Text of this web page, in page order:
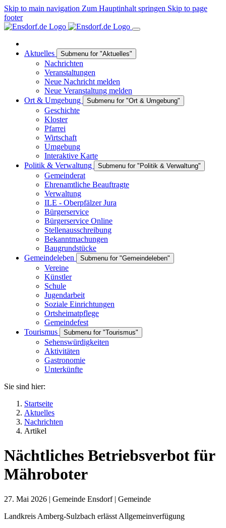
Skip to main navigation Zum Hauptinhalt springen Skip to page
footer
Aktuelles Submenu for "Aktuelles"
Nachrichten
Veranstaltungen
Neue Nachricht melden
Neue Veranstaltung melden
Ort & Umgebung
Submenu for "Ort & Umgebung"
Geschichte
Kloster
Pfarrei
Wirtschaft
Umgebung
Interaktive Karte
Politik & Verwaltung
Submenu for "Politik & Verwaltung"
Gemeinderat
Ehrenamtliche Beauftragte
Verwaltung
ILE - Oberpfälzer Jura
Bürgerservice
Bürgerservice Online
Stellenausschreibung
Bekanntmachungen
Baugrundstücke
Gemeindeleben
Submenu for "Gemeindeleben"
Vereine
Künstler
Schule
Jugendarbeit
Soziale Einrichtungen
Ortsheimatpflege
Gemeindefest
Tourismus
Submenu for "Tourismus"
Sehenswürdigkeiten
Aktivitäten
Gastronomie
Unterkünfte
Sie sind hier:
Startseite
Aktuelles
Nachrichten
Artikel
Nächtliches Betriebsverbot für
Mähroboter
27. Mai 2026 | Gemeinde Ensdorf | Gemeinde
Landkreis Amberg-Sulzbach erlässt Allgemeinverfügung